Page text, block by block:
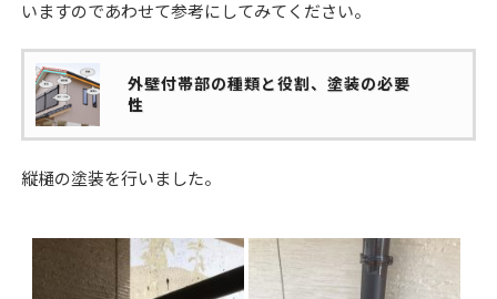
いますのであわせて参考にしてみてください。
外壁付帯部の種類と役割、塗装の必要
性
縦樋の塗装を行いました。